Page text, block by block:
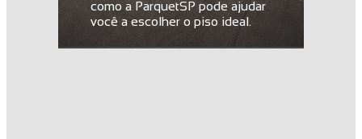
como a ParquetSP pode ajudar
você a escolher o piso ideal.